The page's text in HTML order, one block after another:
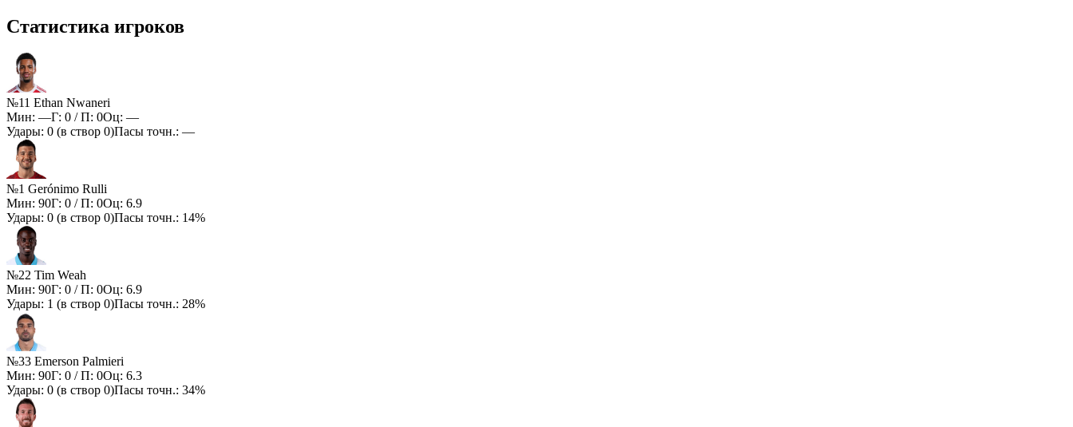
Статистика игроков
№11 Ethan Nwaneri
Мин: —Г: 0 / П: 0Оц: —
Удары: 0 (в створ 0)Пасы точн.: —
№1 Gerónimo Rulli
Мин: 90Г: 0 / П: 0Оц: 6.9
Удары: 0 (в створ 0)Пасы точн.: 14%
№22 Tim Weah
Мин: 90Г: 0 / П: 0Оц: 6.9
Удары: 1 (в створ 0)Пасы точн.: 28%
№33 Emerson Palmieri
Мин: 90Г: 0 / П: 0Оц: 6.3
Удары: 0 (в створ 0)Пасы точн.: 34%